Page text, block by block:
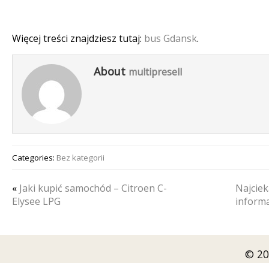
Więcej treści znajdziesz tutaj: bus Gdansk.
About multipresell
Categories: Bez kategorii
« Jaki kupić samochód – Citroen C-
Elysee LPG
©